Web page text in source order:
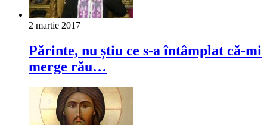
2 martie 2017
Părinte, nu știu ce s-a întâmplat că-mi
merge rău…